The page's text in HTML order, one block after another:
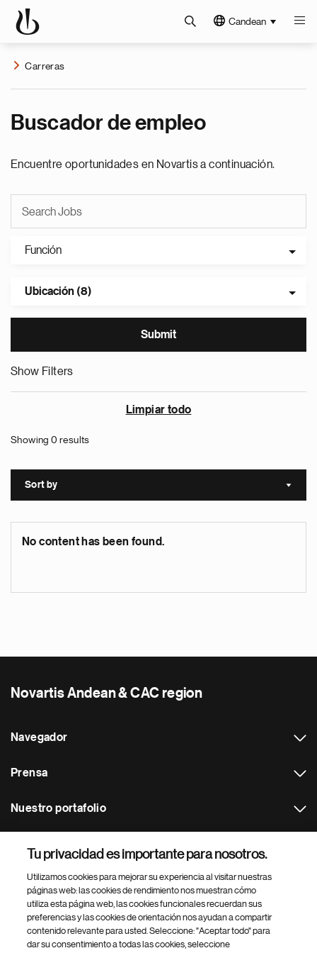
Candean
Carreras
Buscador de empleo
Encuentre oportunidades en Novartis a continuación.
Función
Ubicación (8)
Show Filters
Limpiar todo
Showing 0 results
Sort by Sort
No content has been found.
Novartis Andean & CAC region
Navegador
Prensa
Nuestro portafolio
Footer Site Search
Tu privacidad es importante para nosotros.
Utilizamos cookies para mejorar su experiencia al visitar nuestras
páginas web: las cookies de rendimiento nos muestran cómo
utiliza esta página web, las cookies funcionales recuerdan sus
preferencias y las cookies de orientación nos ayudan a compartir
contenido relevante para usted. Seleccione: "Aceptar todo" para
dar su consentimiento a todas las cookies, seleccione